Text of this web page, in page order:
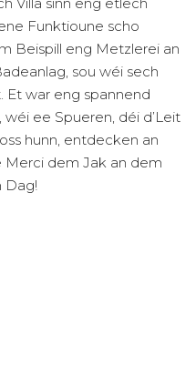
Funktioune scho
Beispill eng Metzlerei an
sou wéi sech
Et war eng spannend
ee Spueren, déi d’Leit
hunn, entdecken an
Merci dem Jak an dem
Dag!